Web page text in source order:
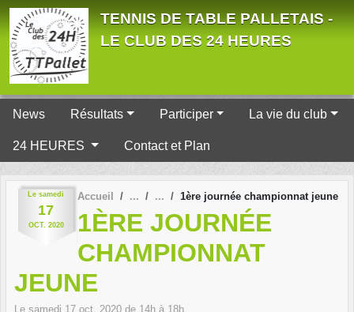
TENNIS DE TABLE PALLETAIS -
LE CLUB DES 24 HEURES
News Résultats Participer La vie du club
24 HEURES Contact et Plan
Le samedi
17
OCT. 2020
Accueil 1ère journée championnat jeune
1ÈRE JOURNÉE
CHAMPIONNAT
JEUNE
Le samedi 17 oct. 2020 de 14h à 18h
Panneau de gestion des cookies